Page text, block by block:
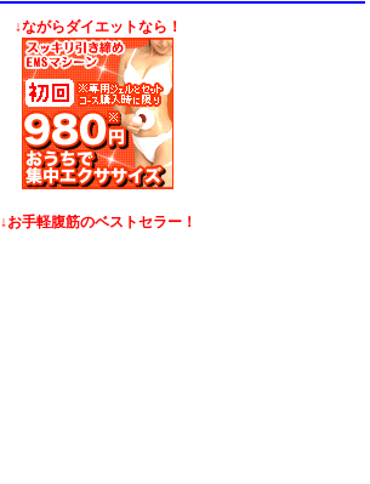
↓ながらダイエットなら！
↓お手軽腹筋のベストセラー！